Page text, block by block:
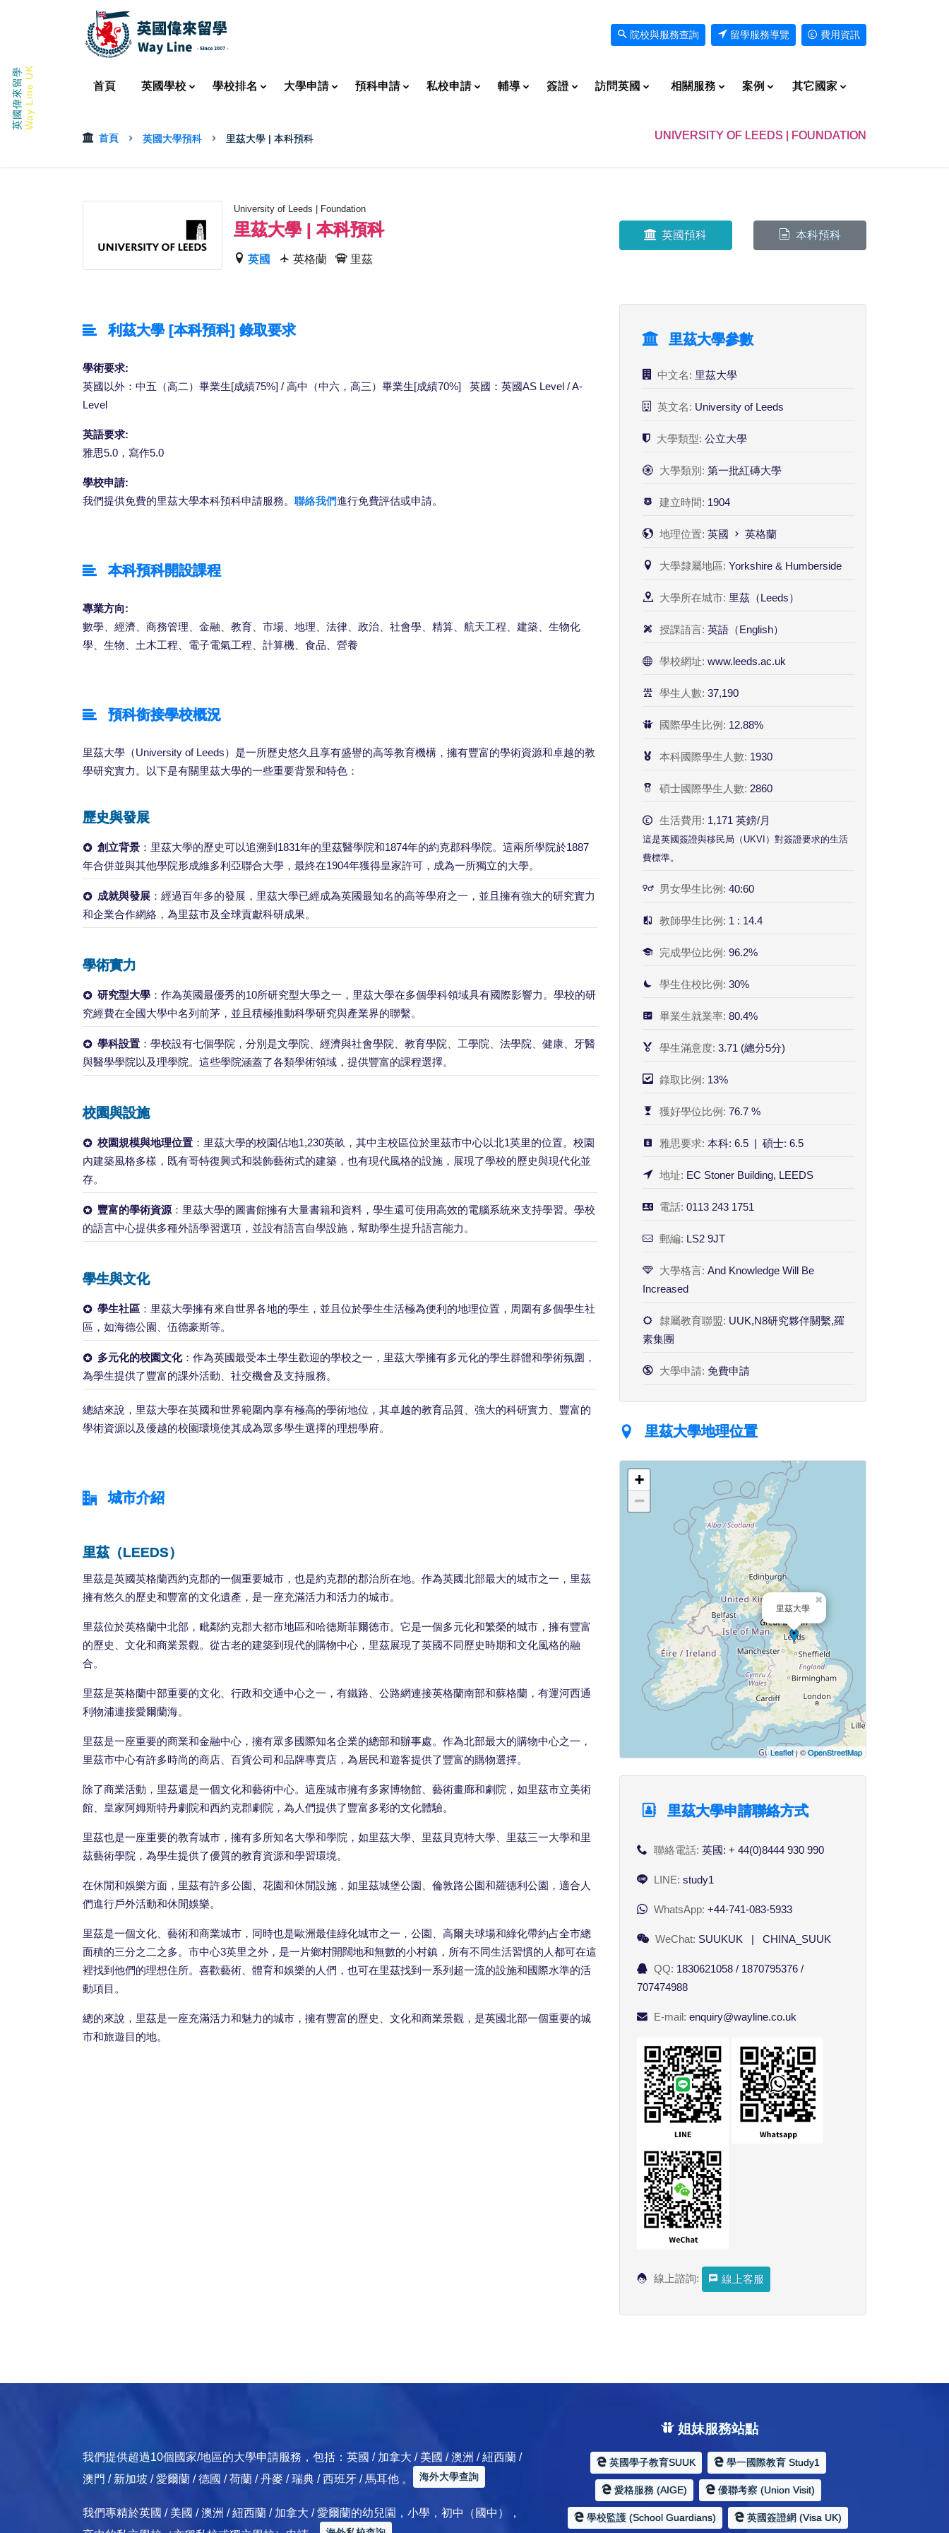
院校與服務查詢 留學服務導覽 費用資訊
首頁 英國學校 學校排名 大學申請 預科申請 私校申請 輔導 簽證 訪問英國 相關服務 案例 其它國家
英國偉來留學Way Line UK
首頁 英國大學預科 里茲大學 | 本科預科 UNIVERSITY OF LEEDS | FOUNDATION
University of Leeds | Foundation
里茲大學 | 本科預科
英國 英格蘭 里茲
英國預科 本科預科
利茲大學 [本科預科] 錄取要求
學術要求:
英國以外：中五（高二）畢業生[成績75%] / 高中（中六，高三）畢業生[成績70%] 英國：英國AS Level / A-
Level
英語要求:
雅思5.0，寫作5.0
學校申請:
我們提供免費的里茲大學本科預科申請服務。 聯絡我們進行免費評估或申請。
本科預科開設課程
專業方向:
數學、經濟、商務管理、金融、教育、市場、地理、法律、政治、社會學、精算、航天工程、建築、生物化
學、生物、土木工程、電子電氣工程、計算機、食品、營養
預科銜接學校概況
里茲大學（University of Leeds）是一所歷史悠久且享有盛譽的高等教育機構，擁有豐富的學術資源和卓越的教
學研究實力。以下是有關里茲大學的一些重要背景和特色：
歷史與發展
創立背景：里茲大學的歷史可以追溯到1831年的里茲醫學院和1874年的約克郡科學院。這兩所學院於1887
年合併並與其他學院形成維多利亞聯合大學，最終在1904年獲得皇家許可，成為一所獨立的大學。
成就與發展：經過百年多的發展，里茲大學已經成為英國最知名的高等學府之一，並且擁有強大的研究實力
和企業合作網絡，為里茲市及全球貢獻科研成果。
學術實力
研究型大學：作為英國最優秀的10所研究型大學之一，里茲大學在多個學科領域具有國際影響力。學校的研
究經費在全國大學中名列前茅，並且積極推動科學研究與產業界的聯繫。
學科設置：學校設有七個學院，分別是文學院、經濟與社會學院、教育學院、工學院、法學院、健康、牙醫
與醫學學院以及理學院。這些學院涵蓋了各類學術領域，提供豐富的課程選擇。
校園與設施
校園規模與地理位置：里茲大學的校園佔地1,230英畝，其中主校區位於里茲市中心以北1英里的位置。校園
內建築風格多樣，既有哥特復興式和裝飾藝術式的建築，也有現代風格的設施，展現了學校的歷史與現代化並
存。
豐富的學術資源：里茲大學的圖書館擁有大量書籍和資料，學生還可使用高效的電腦系統來支持學習。學校
的語言中心提供多種外語學習選項，並設有語言自學設施，幫助學生提升語言能力。
學生與文化
學生社區 ：里茲大學擁有來自世界各地的學生，並且位於學生生活極為便利的地理位置，周圍有多個學生社
區，如海德公園、伍德豪斯等。
多元化的校園文化：作為英國最受本土學生歡迎的學校之一，里茲大學擁有多元化的學生群體和學術氛圍，
為學生提供了豐富的課外活動、社交機會及支持服務。
總結來說，里茲大學在英國和世界範圍內享有極高的學術地位，其卓越的教育品質、強大的科研實力、豐富的
學術資源以及優越的校園環境使其成為眾多學生選擇的理想學府。
城市介紹
里茲（LEEDS）
里茲是英國英格蘭西約克郡的一個重要城市，也是約克郡的郡治所在地。作為英國北部最大的城市之一，里茲
擁有悠久的歷史和豐富的文化遺產，是一座充滿活力和活力的城市。
里茲位於英格蘭中北部，毗鄰約克郡大都市地區和哈德斯菲爾德市。它是一個多元化和繁榮的城市，擁有豐富
的歷史、文化和商業景觀。從古老的建築到現代的購物中心，里茲展現了英國不同歷史時期和文化風格的融
合。
里茲是英格蘭中部重要的文化、行政和交通中心之一，有鐵路、公路網連接英格蘭南部和蘇格蘭，有運河西通
利物浦連接愛爾蘭海。
里茲是一座重要的商業和金融中心，擁有眾多國際知名企業的總部和辦事處。作為北部最大的購物中心之一，
里茲市中心有許多時尚的商店、百貨公司和品牌專賣店，為居民和遊客提供了豐富的購物選擇。
除了商業活動，里茲還是一個文化和藝術中心。這座城市擁有多家博物館、藝術畫廊和劇院，如里茲市立美術
館、皇家阿姆斯特丹劇院和西約克郡劇院，為人們提供了豐富多彩的文化體驗。
里茲也是一座重要的教育城市，擁有多所知名大學和學院，如里茲大學、里茲貝克特大學、里茲三一大學和里
茲藝術學院，為學生提供了優質的教育資源和學習環境。
在休閒和娛樂方面，里茲有許多公園、花園和休閒設施，如里茲城堡公園、倫敦路公園和羅德利公園，適合人
們進行戶外活動和休閒娛樂。
里茲是一個文化、藝術和商業城市，同時也是歐洲最佳綠化城市之一，公園、高爾夫球場和綠化帶約占全市總
面積的三分之二之多。市中心3英里之外，是一片鄉村開闊地和無數的小村鎮，所有不同生活習慣的人都可在這
裡找到他們的理想住所。喜歡藝術、體育和娛樂的人們，也可在里茲找到一系列超一流的設施和國際水準的活
動項目。
總的來說，里茲是一座充滿活力和魅力的城市，擁有豐富的歷史、文化和商業景觀，是英國北部一個重要的城
市和旅遊目的地。
里茲大學參數
中文名: 里茲大學
英文名: University of Leeds
大學類型: 公立大學
大學類別: 第一批紅磚大學
建立時間: 1904
地理位置: 英國 英格蘭
大學隸屬地區: Yorkshire & Humberside
大學所在城市: 里茲（Leeds）
授課語言: 英語（English）
學校網址: www.leeds.ac.uk
學生人數: 37,190
國際學生比例: 12.88%
本科國際學生人數: 1930
碩士國際學生人數: 2860
生活費用: 1,171 英鎊/月
這是英國簽證與移民局（UKVI）對簽證要求的生活
費標準。
男女學生比例: 40:60
教師學生比例: 1 : 14.4
完成學位比例: 96.2%
學生住校比例: 30%
畢業生就業率: 80.4%
學生滿意度: 3.71 (總分5分)
錄取比例: 13%
獲好學位比例: 76.7 %
雅思要求: 本科: 6.5 | 碩士: 6.5
地址: EC Stoner Building, LEEDS
電話: 0113 243 1751
郵編: LS2 9JT
大學格言: And Knowledge Will Be
Increased
隸屬教育聯盟: UUK,N8研究夥伴關繫,羅
素集團
大學申請: 免費申請
里茲大學地理位置
里茲大學
×
+
−
Leaflet| ©OpenStreetMap
里茲大學申請聯絡方式
聯絡電話: 英國: + 44(0)8444 930 990
LINE: study1
WhatsApp: +44-741-083-5933
WeChat: SUUKUK | CHINA_SUUK
QQ: 1830621058 / 1870795376 /
707474988
E-mail: enquiry@wayline.co.uk
線上諮詢: 線上客服
我們提供超過10個國家/地區的大學申請服務，包括：英國 / 加拿大 / 美國 / 澳洲 / 紐西蘭 /
澳門 / 新加坡 / 愛爾蘭 / 德國 / 荷蘭 / 丹麥 / 瑞典 / 西班牙 / 馬耳他 。
海外大學查詢
我們專精於英國 / 美國 / 澳洲 / 紐西蘭 / 加拿大 / 愛爾蘭的幼兒園，小學，初中（國中），
姐妹服務站點
英國學子教育SUUK 學一國際教育 Study1
愛格服務 (AIGE) 優聯考察 (Union Visit)
學校監護 (School Guardians) 英國簽證網 (Visa UK)